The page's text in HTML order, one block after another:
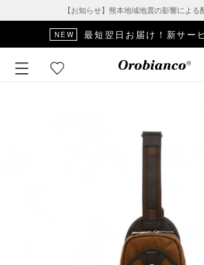
【お知らせ】熊本地域地震の影響による
NEW 最短翌日お届け！新サー